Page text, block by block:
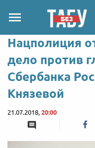
Нацполиция
дело против
Сбербанка
Князевой
21.07.2018, 20:00